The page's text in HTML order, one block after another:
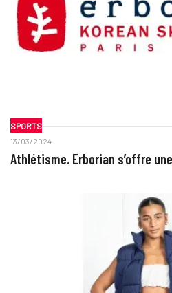
SPORTS
13/03/2024
Athlétisme. Erborian s’offre